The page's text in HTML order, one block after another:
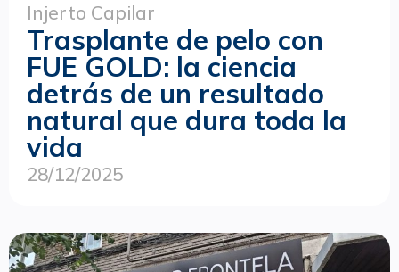
Injerto Capilar
Trasplante de pelo con
FUE GOLD: la ciencia
detrás de un resultado
natural que dura toda la
vida
28/12/2025